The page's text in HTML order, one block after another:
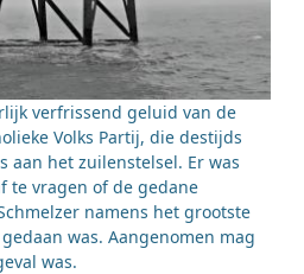
verfrissend geluid van de
Volks Partij, die destijds
aan het zuilenstelsel. Er was
te vragen of de gedane
namens het grootste
was. Aangenomen mag
was.